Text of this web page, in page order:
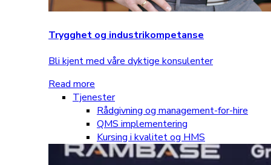
Trygghet og industrikompetanse
Bli kjent med våre dyktige konsulenter
Read more
Tjenester
Rådgivning og management-for-hire
QMS implementering
Kursing i kvalitet og HMS